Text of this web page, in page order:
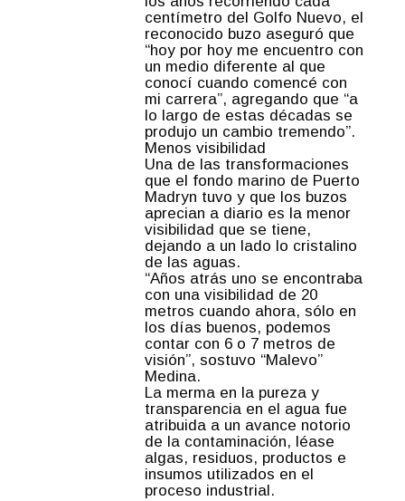
centímetro del Golfo Nuevo, el
reconocido buzo aseguró que
“hoy por hoy me encuentro con
un medio diferente al que
conocí cuando comencé con
mi carrera”, agregando que “a
lo largo de estas décadas se
produjo un cambio tremendo”.
Menos visibilidad
Una de las transformaciones
que el fondo marino de Puerto
Madryn tuvo y que los buzos
aprecian a diario es la menor
visibilidad que se tiene,
dejando a un lado lo cristalino
de las aguas.
“Años atrás uno se encontraba
con una visibilidad de 20
metros cuando ahora, sólo en
los días buenos, podemos
contar con 6 o 7 metros de
visión”, sostuvo “Malevo”
Medina.
La merma en la pureza y
transparencia en el agua fue
atribuida a un avance notorio
de la contaminación, léase
algas, residuos, productos e
insumos utilizados en el
proceso industrial.